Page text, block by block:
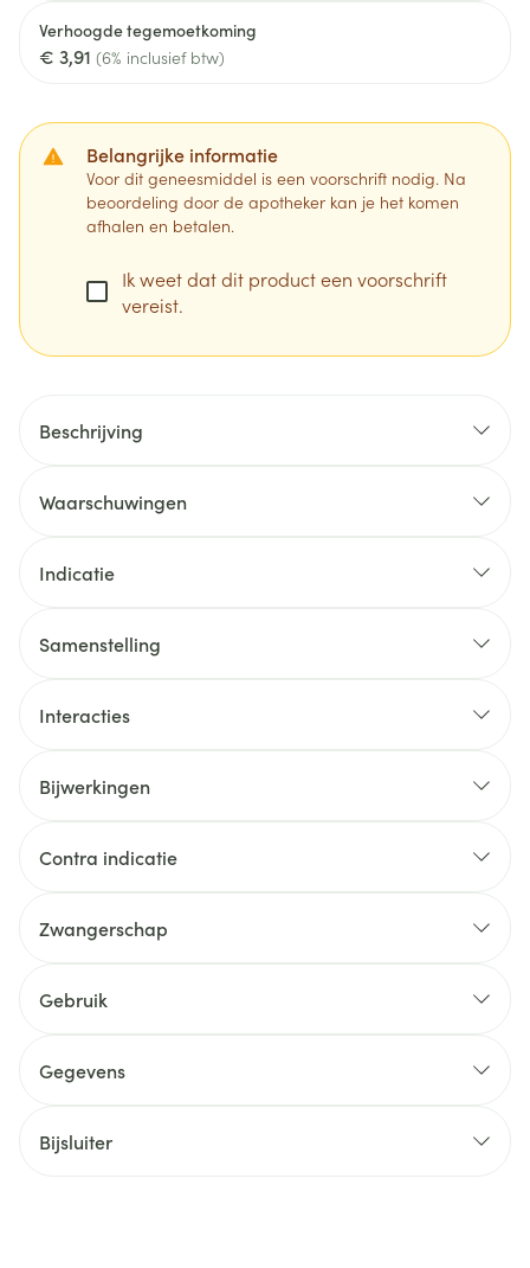
Verhoogde tegemoetkoming
€ 3,91 (6% inclusief btw)
Belangrijke informatie
Voor dit geneesmiddel is een voorschrift nodig. Na
beoordeling door de apotheker kan je het komen
afhalen en betalen.
Ik weet dat dit product een voorschrift
vereist.
Beschrijving
Waarschuwingen
Indicatie
Samenstelling
Interacties
Bijwerkingen
Contra indicatie
Zwangerschap
Gebruik
Gegevens
Bijsluiter